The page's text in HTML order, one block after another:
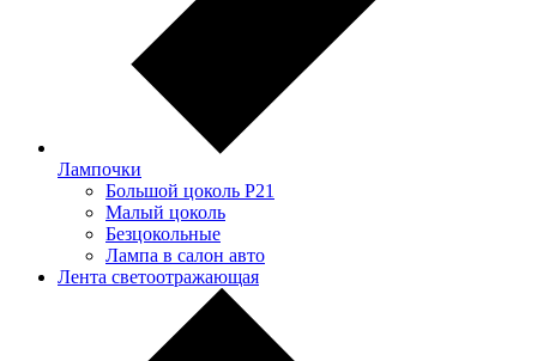
Лампочки
Большой цоколь P21
Малый цоколь
Безцокольные
Лампа в салон авто
Лента светоотражающая